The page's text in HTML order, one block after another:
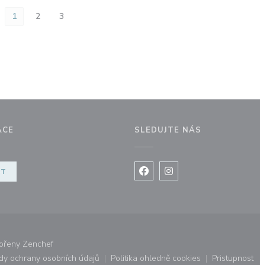
1 2 3
SLEDUJTE NÁS
Facebook ((otevře se v
Instagram ((otevře se
Zenchef((otevře se v novém okně))
ochrany osobních údajů Politika ohledně cookies Pristupnost